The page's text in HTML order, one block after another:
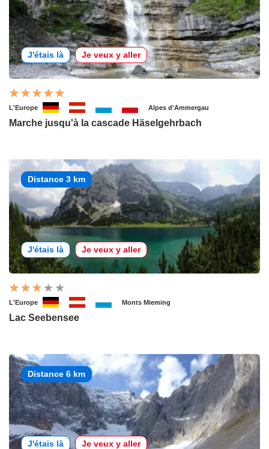
J'étais là Je veux y aller
L'Europe Alpes d'Ammergau
Marche jusqu'à la cascade Häselgehrbach
Distance 3 km
J'étais là Je veux y aller
L'Europe Monts Mieming
Lac Seebensee
Distance 6 km
J'étais là Je veux y aller